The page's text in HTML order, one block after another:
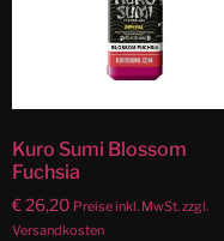
Kuro Sumi Blossom
Fuchsia
€26,20 Preise inkl. MwSt. zzgl.
Versandkosten